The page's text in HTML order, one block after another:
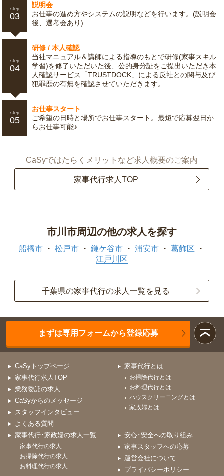
step
03
説明会
お仕事の進め方やシステムの説明などを行います。(説明会
後、選考会あり)
step
04
研修 / 本人確認
当社マニュアル＆講師による指導のもとで研修(家事スキル
学習)を修了いただいた後、公的身分証をご提出いただき本
人確認サービス「TRUSTDOCK」による反社との関与及び
犯罪歴の有無を確認させていただきます。
step
05
お仕事スタート
ご希望の日時と場所でお仕事スタート。最短で応募翌日か
らお仕事可能♪
CaSyではたらくメリットなど求人概要のご案内
家事代行求人TOP
市川市周辺の他の求人を探す
船橋市 松戸市 鎌ケ谷市 浦安市
葛飾区
江戸川区
千葉県の家事代行の求人一覧を見る
まずは専用フォームから登録応募
CaSyトップページ
家事代行求人TOP
業務委託の求人
CaSyからのメッセージ
スタッフインタビュー
よくある質問
家事代行とは
お掃除代行とは
お料理代行とは
ハウスクリーニングとは
家政婦とは
家事代行･家政婦の求人一覧
家事代行の求人
お掃除代行の求人
お料理代行の求人
安心･安全への取り組み
家事スタッフへの応募
運営会社について
プライバシーポリシー